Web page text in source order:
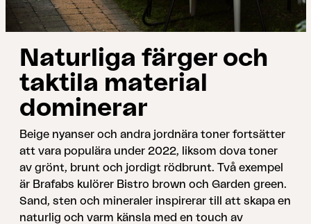
Naturliga färger och
taktila material
dominerar
Beige nyanser och andra jordnära toner fortsätter
att vara populära under 2022, liksom dova toner
av grönt, brunt och jordigt rödbrunt. Två exempel
är Brafabs kulörer Bistro brown och Garden green.
Sand, sten och mineraler inspirerar till att skapa en
naturlig och varm känsla med en touch av